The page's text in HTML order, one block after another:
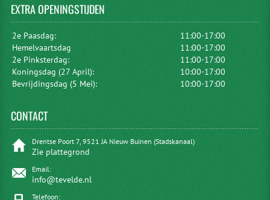
EXTRAOPENINGSTIJDEN
2e Paasdag:
11:00-17:00
Hemelvaartsdag
11:00-17:00
2e Pinksterdag:
11:00-17:00
Koningsdag (27 April):
10:00-17:00
Bevrijdingsdag (5 Mei):
10:00-17:00
CONTACT
Drentse Poort 7, 9521 JA Nieuw Buinen (Stadskanaal)
Zie plattegrond
Email:
info@tevelde.nl
Telefoon: